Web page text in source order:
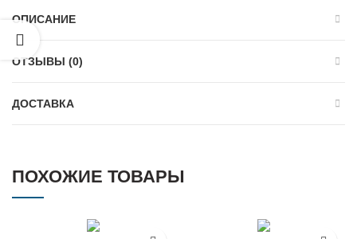
ОПИСАНИЕ
ОТЗЫВЫ (0)
ДОСТАВКА
ПОХОЖИЕ ТОВАРЫ